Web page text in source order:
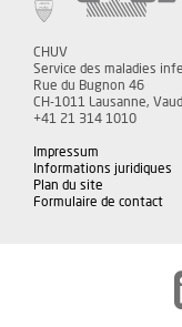
CHUV
Service des maladies
Rue du Bugnon 46
CH-1011 Lausanne,
+41 21 314 1010
Impressum
Informations juridiques
Plan du site
Formulaire de contact